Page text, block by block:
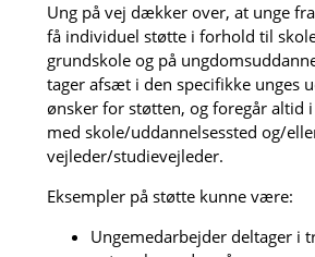
Ung på vej dækker over, at unge
få individuel støtte i forhold til
grundskole og på
tager afsæt i den specifikke unges
ønsker for støtten, og foregår altid
med skole/uddannelsessted og/
vejleder/studievejleder.
Eksempler på støtte kunne være:
Ungemedarbejder deltager i